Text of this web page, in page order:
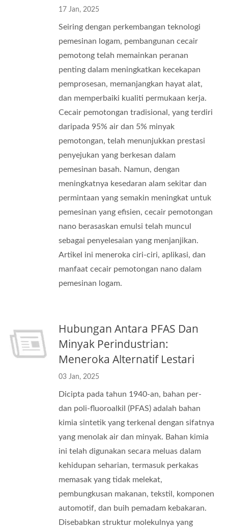
17 Jan, 2025
Seiring dengan perkembangan teknologi
pemesinan logam, pembangunan cecair
pemotong telah memainkan peranan
penting dalam meningkatkan kecekapan
pemprosesan, memanjangkan hayat alat,
dan memperbaiki kualiti permukaan kerja.
Cecair pemotongan tradisional, yang terdiri
daripada 95% air dan 5% minyak
pemotongan, telah menunjukkan prestasi
penyejukan yang berkesan dalam
pemesinan basah. Namun, dengan
meningkatnya kesedaran alam sekitar dan
permintaan yang semakin meningkat untuk
pemesinan yang efisien, cecair pemotongan
nano berasaskan emulsi telah muncul
sebagai penyelesaian yang menjanjikan.
Artikel ini meneroka ciri-ciri, aplikasi, dan
manfaat cecair pemotongan nano dalam
pemesinan logam.
Hubungan Antara PFAS Dan
Minyak Perindustrian:
Meneroka Alternatif Lestari
03 Jan, 2025
Dicipta pada tahun 1940-an, bahan per-
dan poli-fluoroalkil (PFAS) adalah bahan
kimia sintetik yang terkenal dengan sifatnya
yang menolak air dan minyak. Bahan kimia
ini telah digunakan secara meluas dalam
kehidupan seharian, termasuk perkakas
memasak yang tidak melekat,
pembungkusan makanan, tekstil, komponen
automotif, dan buih pemadam kebakaran.
Disebabkan struktur molekulnya yang